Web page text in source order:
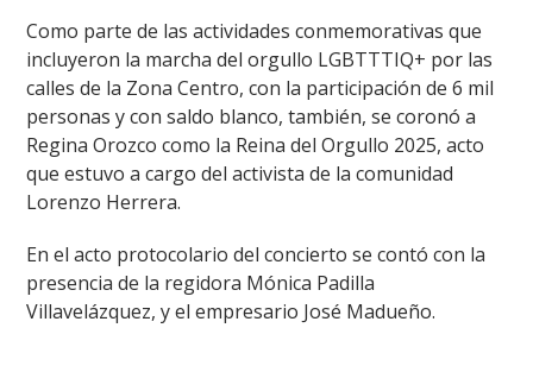
Como parte de las actividades conmemorativas que
incluyeron la marcha del orgullo LGBTTTIQ+ por las
calles de la Zona Centro, con la participación de 6 mil
personas y con saldo blanco, también, se coronó a
Regina Orozco como la Reina del Orgullo 2025, acto
que estuvo a cargo del activista de la comunidad
Lorenzo Herrera.
En el acto protocolario del concierto se contó con la
presencia de la regidora Mónica Padilla
Villavelázquez, y el empresario José Madueño.